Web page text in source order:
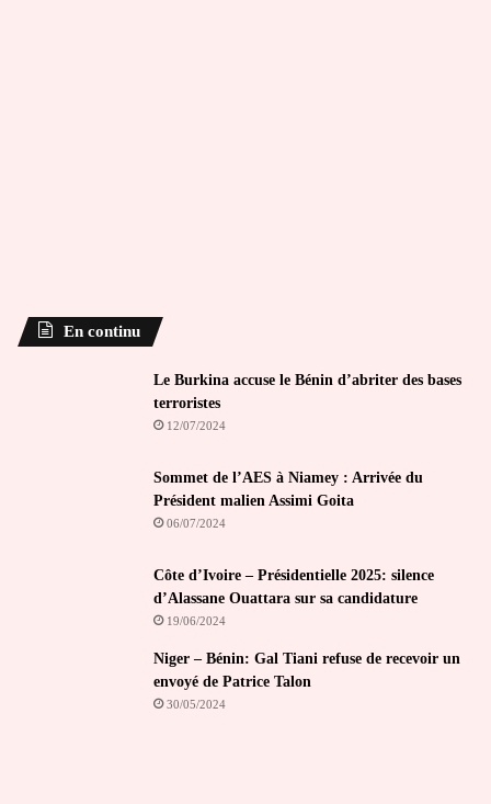
En continu
Le Burkina accuse le Bénin d’abriter des bases
terroristes
12/07/2024
Sommet de l’AES à Niamey : Arrivée du
Président malien Assimi Goita
06/07/2024
Côte d’Ivoire – Présidentielle 2025: silence
d’Alassane Ouattara sur sa candidature
19/06/2024
Niger – Bénin: Gal Tiani refuse de recevoir un
envoyé de Patrice Talon
30/05/2024